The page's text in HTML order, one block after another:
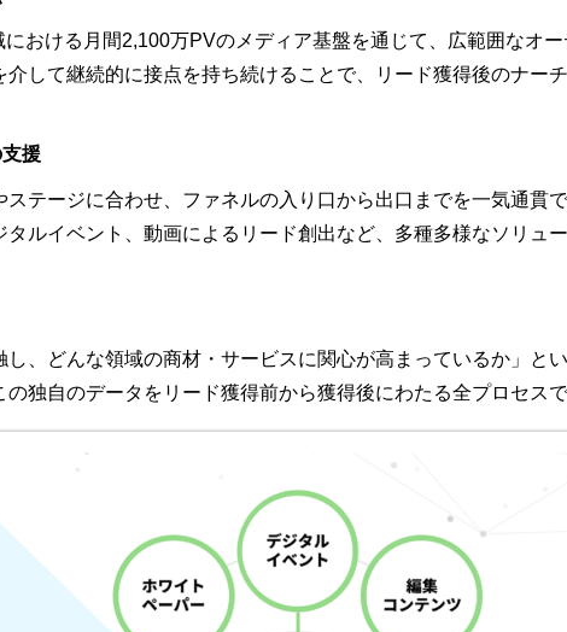
おける月間2,100万PVのメディア基盤を通じて、広範囲なオ
して継続的に接点を持ち続けることで、リード獲得後のナー
援
テージに合わせ、ファネルの入り口から出口までを一気通貫
ルイベント、動画によるリード創出など、多種多様なソリュ
し、どんな領域の商材・サービスに関心が高まっているか」と
独自のデータをリード獲得前から獲得後にわたる全プロセス